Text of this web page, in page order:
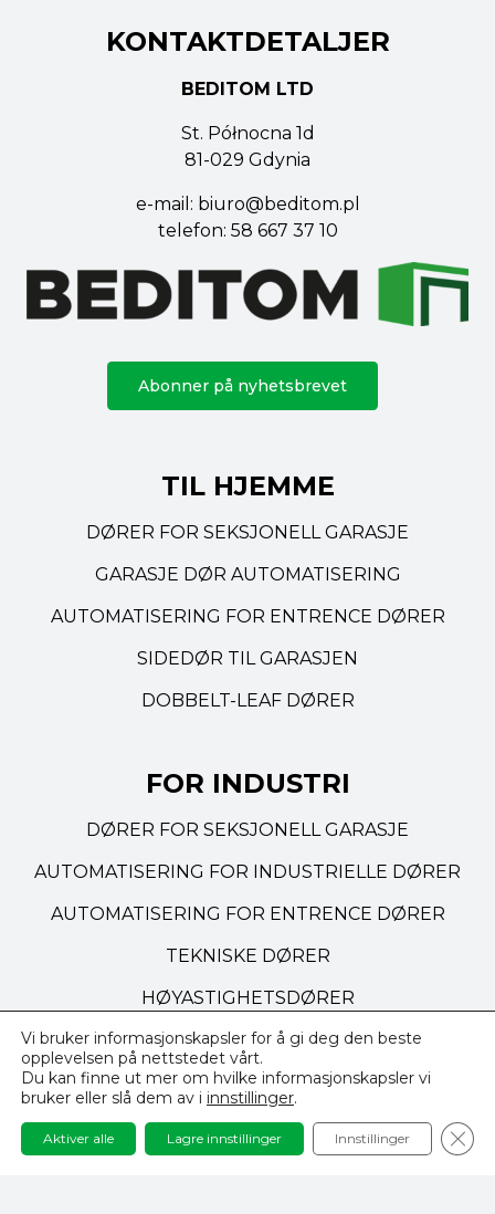
KONTAKTDETALJER
BEDITOM LTD
St. Północna 1d
81-029 Gdynia
e-mail: biuro@beditom.pl
telefon: 58 667 37 10
Abonner på nyhetsbrevet
TIL HJEMME
DØRER FOR SEKSJONELL GARASJE
GARASJE DØR AUTOMATISERING
AUTOMATISERING FOR ENTRENCE DØRER
SIDEDØR TIL GARASJEN
DOBBELT-LEAF DØRER
FOR INDUSTRI
DØRER FOR SEKSJONELL GARASJE
AUTOMATISERING FOR INDUSTRIELLE DØRER
AUTOMATISERING FOR ENTRENCE DØRER
TEKNISKE DØRER
HØYASTIGHETSDØRER
NAVIGASJON
PERSONVERNERKLÆRING
Vi bruker informasjonskapsler for å gi deg den beste
opplevelsen på nettstedet vårt.
Du kan finne ut mer om hvilke informasjonskapsler vi
bruker eller slå dem av i innstillinger.
Aktiver alle Lagre innstillinger Innstillinger